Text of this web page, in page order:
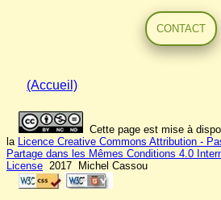
CONTACT
(Accueil)
Cette page est mise à
la Licence Creative Commons Attribution -
Partage dans les Mêmes Conditions 4.0
License 2017 Michel Cassou